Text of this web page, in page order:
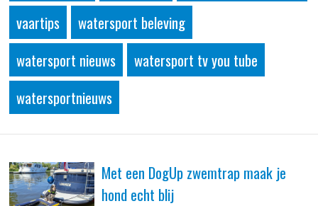
vaartips
watersport beleving
watersport nieuws
watersport tv you tube
watersportnieuws
Met een DogUp zwemtrap maak je
hond echt blij